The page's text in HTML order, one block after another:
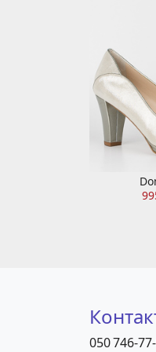
050 746-